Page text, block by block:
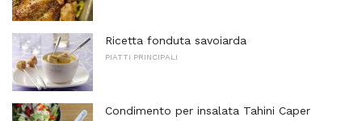
Ricetta fonduta savoiarda
PIATTI PRINCIPALI
Condimento per insalata Tahini Caper